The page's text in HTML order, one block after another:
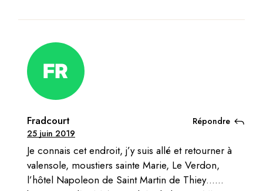
Fradcourt
25 juin 2019
Je connais cet endroit, j’y suis allé et retourner à
valensole, moustiers sainte Marie, Le Verdon,
l’hôtel Napoleon de Saint Martin de Thiey……
Répondre